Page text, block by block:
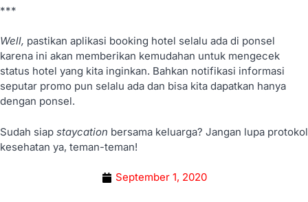
***
Well, pastikan aplikasi booking hotel selalu ada di ponsel
karena ini akan memberikan kemudahan untuk mengecek
status hotel yang kita inginkan. Bahkan notifikasi informasi
seputar promo pun selalu ada dan bisa kita dapatkan hanya
dengan ponsel.
Sudah siap staycation bersama keluarga? Jangan lupa protokol
kesehatan ya, teman-teman!
September 1, 2020